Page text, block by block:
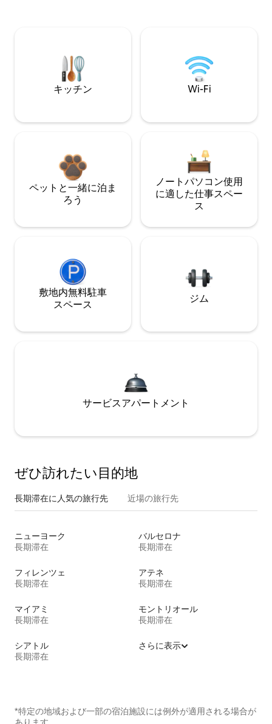
キッチン Wi-Fi
ペットと一緒に泊ま
ろう
ノートパソコン使用
に適した仕事スペー
ス
敷地内無料駐⁠車
ス⁠ペ⁠ー⁠ス
ジム
サービスアパートメント
ぜひ訪⁠れ⁠た⁠い目⁠的⁠地
長期滞在に人気の旅行先 近場の旅行先
ニューヨーク
長期滞在
バルセロナ
長期滞在
フィレンツェ
長期滞在
アテネ
長期滞在
マイアミ
長期滞在
モントリオール
長期滞在
シアトル
長期滞在
さらに表示
*特定の地域および一部の宿泊施設には例外が適用される場合が